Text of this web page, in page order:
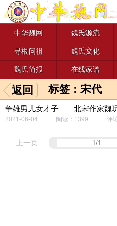
中华魏网 魏氏源流
寻根问祖 魏氏文化
魏氏简报 在线家谱
返回 标签：宋代
争雄男儿女才子——北宋作家魏
2021-06-04 阅读：1399 评论
上一页